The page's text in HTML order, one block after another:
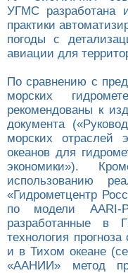
УГМС разработана
практики
погоды с
авиации для
По сравнению с
морских
рекомендованы к
документа
морских отраслей
океанов для
экономики»).
использованию
«Гидрометцентр
по модели AARI-
разработанные в
технология
и в Тихом океане
«ААНИИ» метод